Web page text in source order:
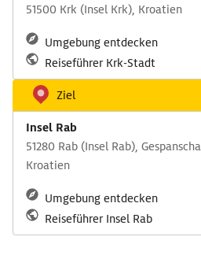
51500 Krk (Insel Krk), Kroatien
Umgebung entdecken
Reiseführer Krk-Stadt
Ziel
Insel Rab
51280 Rab (Insel Rab),
Kroatien
Umgebung entdecken
Reiseführer Insel Rab